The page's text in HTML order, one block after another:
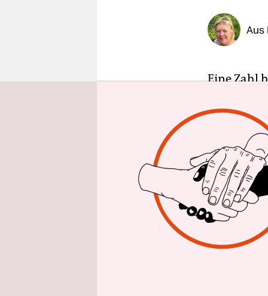
Aus
Eine Zahl
mit
neuen 5.
extrem
Damit ist
Prozent
sind,